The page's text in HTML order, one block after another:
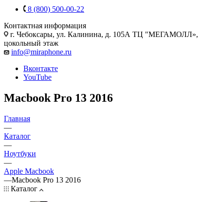
8 (800) 500-00-22
Контактная информация
г. Чебоксары, ул. Калинина, д. 105А ТЦ "МЕГАМОЛЛ»,
цокольный этаж
info@miraphone.ru
Вконтакте
YouTube
Macbook Pro 13 2016
Главная
—
Каталог
—
Ноутбуки
—
Apple Macbook
—Macbook Pro 13 2016
Каталог